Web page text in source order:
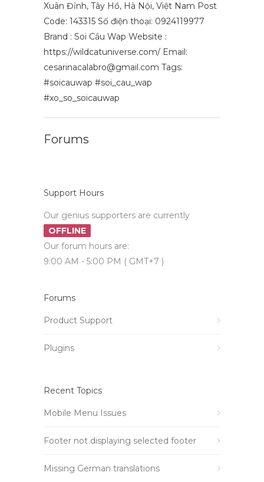
Xuân Đỉnh, Tây Hồ, Hà Nội, Việt Nam Post
Code: 143315 Số điện thoại: 0924119977
Brand : Soi Cầu Wap Website :
https://wildcatuniverse.com/ Email:
cesarinacalabro@gmail.com Tags:
#soicauwap #soi_cau_wap
#xo_so_soicauwap
Forums
Support Hours
Our genius supporters are currently
OFFLINE
Our forum hours are:
9:00 AM - 5:00 PM ( GMT+7 )
Forums
Product Support
Plugins
Recent Topics
Mobile Menu Issues
Footer not displaying selected footer
Missing German translations